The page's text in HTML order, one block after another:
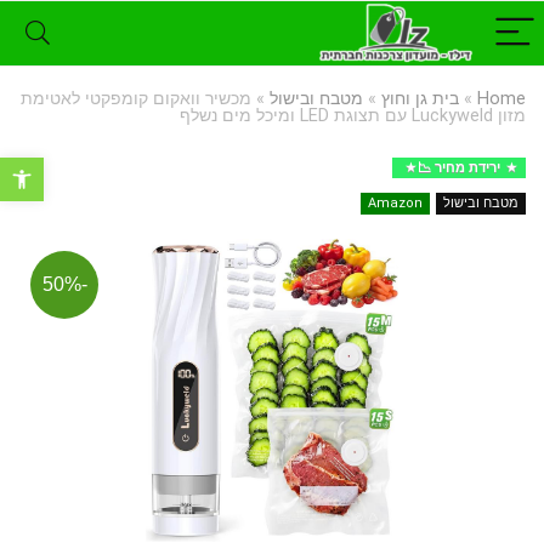
פתח
Home
» בית גן וחוץ » מטבח ובישול » מכשיר וואקום קומפקטי לאטימת
מזון Luckyweld עם תצוגת LED ומיכל מים נשלף
ירידת מחיר 📉
מטבח ובישול Amazon
-50%